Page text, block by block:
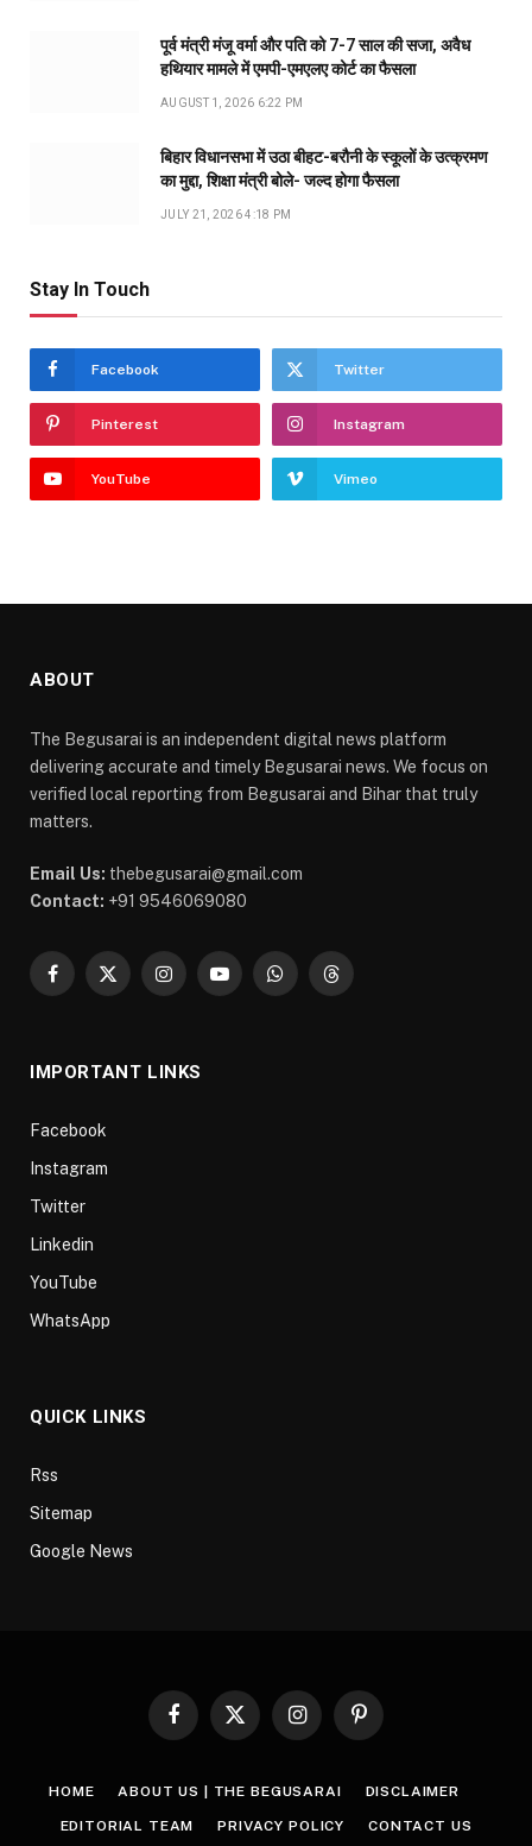
पूर्व मंत्री मंजू वर्मा और पति को 7-7 साल की सजा, अवैध
हथियार मामले में एमपी-एमएलए कोर्ट का फैसला
AUGUST 1, 2026 6:22 PM
बिहार विधानसभा में उठा बीहट-बरौनी के स्कूलों के उत्क्रमण
का मुद्दा, शिक्षा मंत्री बोले- जल्द होगा फैसला
JULY 21, 2026 4:18 PM
Stay In Touch
Facebook Twitter
Pinterest Instagram
YouTube Vimeo
ABOUT
The Begusarai is an independent digital news platform
delivering accurate and timely Begusarai news. We focus on
verified local reporting from Begusarai and Bihar that truly
matters.
Email Us: thebegusarai@gmail.com
Contact: +91 9546069080
Facebook
X
InstagramYouTubeWhatsAppThreads
IMPORTANT LINKS
Facebook
Instagram
Twitter
Linkedin
YouTube
WhatsApp
QUICK LINKS
Rss
Sitemap
Google News
Facebook
X
InstagramPinterest
HOME ABOUT US | THE BEGUSARAI DISCLAIMER
EDITORIAL TEAM PRIVACY POLICY CONTACT US